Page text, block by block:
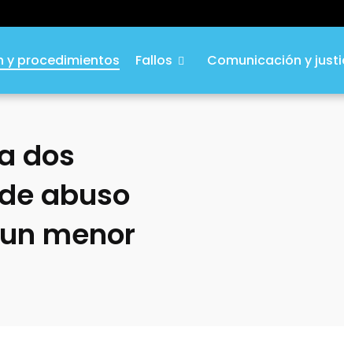
y procedimientos Fallos Comunicación y
dos
abuso
menor